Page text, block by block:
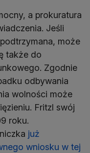
a prokuratura
Jeśli
może
także do
Zgodnie
odbywania
wolności może
Fritzl swój
roku.
już
wniosku w tej